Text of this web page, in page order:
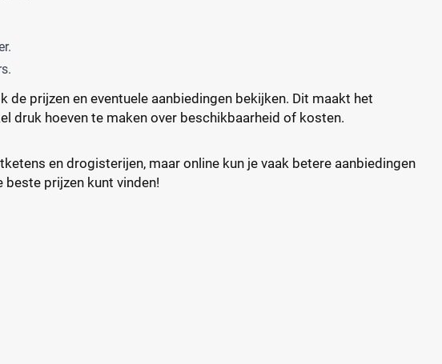
de prijzen en eventuele aanbiedingen bekijken. Dit maakt het
druk hoeven te maken over beschikbaarheid of kosten.
en drogisterijen, maar online kun je vaak betere aanbiedingen
beste prijzen kunt vinden!